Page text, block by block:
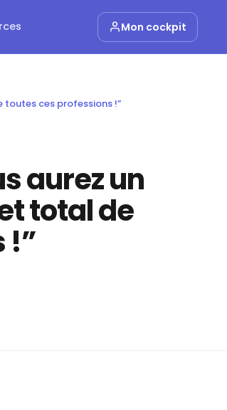
Mon cockpit
toutes ces professions !”
aurez un
total de
!”